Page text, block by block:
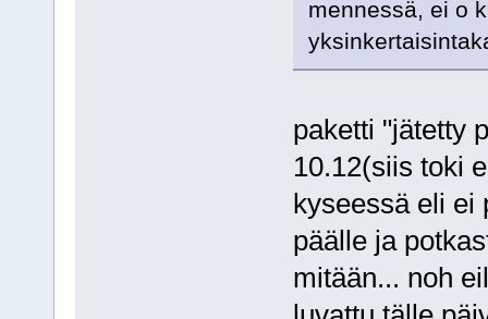
mennessä, ei o
paketti "jätetty
10.12(siis toki
kyseessä eli ei
päälle ja
mitään... noh